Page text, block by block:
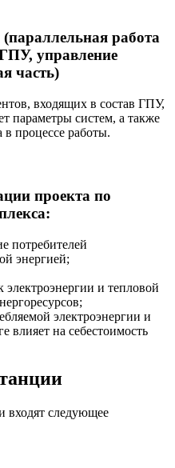
работа
управление
часть)
входящих в состав ГПУ,
параметры систем, а также
в процессе работы.
проекта по
потребителей
энергией;
электроэнергии и тепловой
электроэнергии и
влияет на себестоимость
входят следующее